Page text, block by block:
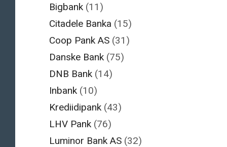
Bigbank (11)
Citadele Banka (15)
Coop Pank AS (31)
Danske Bank (75)
DNB Bank (14)
Inbank (10)
Krediidipank (43)
LHV Pank (76)
Luminor Bank AS (32)